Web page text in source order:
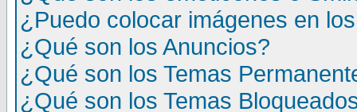
¿Puedo colocar imágenes en
¿Qué son los Anuncios?
¿Qué son los Temas
¿Qué son los Temas